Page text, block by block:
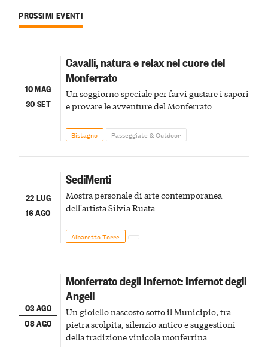
PROSSIMI EVENTI
10 MAG
30 SET
Cavalli, natura e relax nel cuore del
Monferrato
Un soggiorno speciale per farvi gustare i sapori
e provare le avventure del Monferrato
Bistagno Passeggiate & Outdoor
22 LUG
16 AGO
SediMenti
Mostra personale di arte contemporanea
dell'artista Silvia Ruata
Albaretto Torre
03 AGO
08 AGO
Monferrato degli Infernot: Infernot degli
Angeli
Un gioiello nascosto sotto il Municipio, tra
pietra scolpita, silenzio antico e suggestioni
della tradizione vinicola monferrina